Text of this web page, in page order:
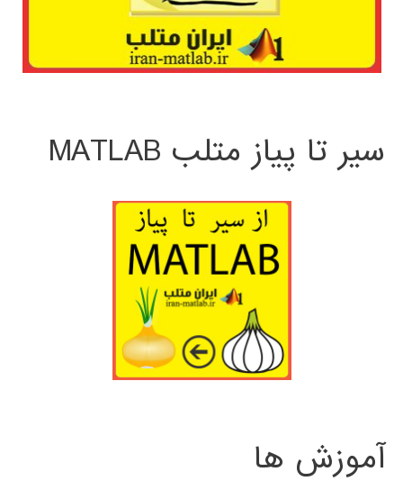
سیر تا پیاز متلب MATLAB
آموزش ها